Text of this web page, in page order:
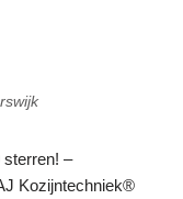
sterren! –
Kozijntechniek®